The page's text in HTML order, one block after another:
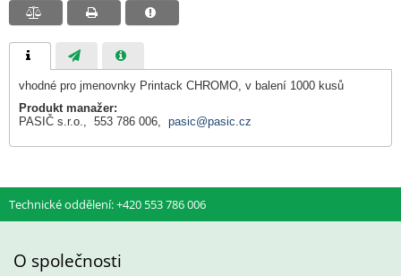
vhodné pro jmenovnky Printack CHROMO, v balení 1000 kusů
Produkt manažer:
PASIČ s.r.o., 553 786 006, pasic@pasic.cz
Technické oddělení: +420 553 786 006
O společnosti